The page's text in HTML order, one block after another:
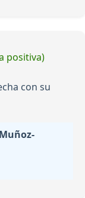
positiva)
con su